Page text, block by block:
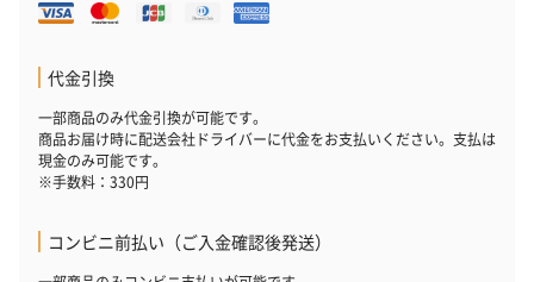
代金引換
一部商品のみ代金引換が可能です。
商品お届け時に配送会社ドライバーに代金をお支払いください。支払は
現金のみ可能です。
※手数料：330円
コンビニ前払い（ご入金確認後発送）